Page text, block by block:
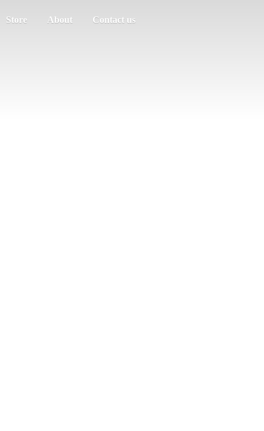
Store About Contact us